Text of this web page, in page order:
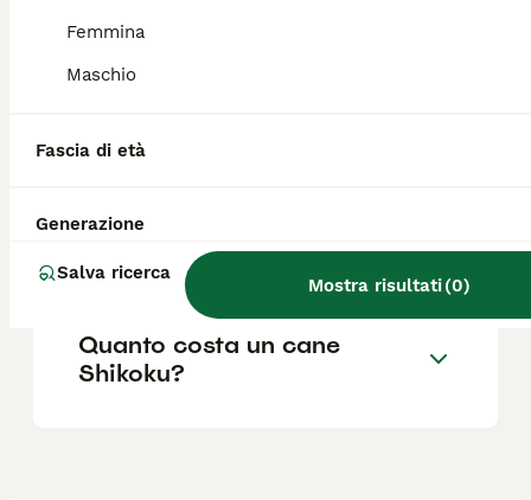
Femmina
Maschio
Fascia di età
Generazione
Salva ricerca
Mostra risultati(0)
Quanto è grande un cane
Quanto costa un cane
Shikoku?